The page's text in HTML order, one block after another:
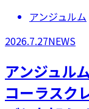
アンジュルム
2026.7.27NEWS
アンジュル
コーラスク